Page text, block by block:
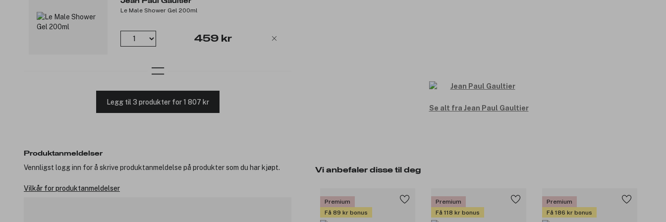
Le Male Shower Gel 200ml
459 kr
Legg til 3 produkter for 1 807 kr
Se alt fra Jean Paul Gaultier
Vi anbefaler disse til deg
Premium
Få 89 kr bonus
Premium
Få 118 kr bonus
Premium
Få 186 kr bonus
Produktanmeldelser
Vennligst logg inn for å skrive produktanmeldelse på produkter som du har kjøpt.
Vilkår for produktanmeldelser